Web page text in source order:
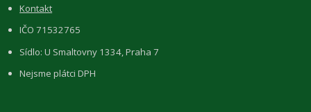
Kontakt
IČO 71532765
Sídlo: U Smaltovny 1334, Praha 7
Nejsme plátci DPH